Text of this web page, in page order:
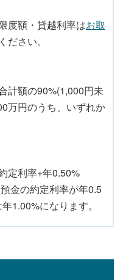
度額・貸越利率はお取
ださい。
計額の90%(1,000円未
万円のうち、いずれか
定利率+年0.50%
金の約定利率が年0.5
1.00%になります。